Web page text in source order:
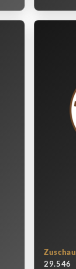
29.546